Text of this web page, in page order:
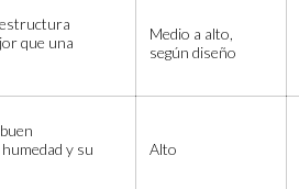
estructura
que una
Medio a alto,
según diseño
y su
Alto